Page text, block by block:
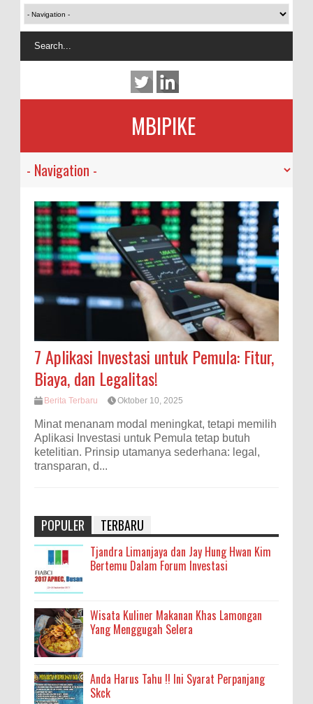
MBIPIKE
7 Aplikasi Investasi untuk Pemula: Fitur,
Biaya, dan Legalitas!
Berita Terbaru Oktober 10, 2025
Minat menanam modal meningkat, tetapi memilih
Aplikasi Investasi untuk Pemula tetap butuh
ketelitian. Prinsip utamanya sederhana: legal,
transparan, d...
POPULER TERBARU
Tjandra Limanjaya dan Jay Hung Hwan Kim
Bertemu Dalam Forum Investasi
Wisata Kuliner Makanan Khas Lamongan
Yang Menggugah Selera
Anda Harus Tahu !! Ini Syarat Perpanjang
Skck